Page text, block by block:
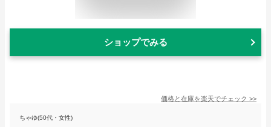
ショップでみる
価格と在庫を楽天でチェック >>
ちゃゆ(50代・女性)